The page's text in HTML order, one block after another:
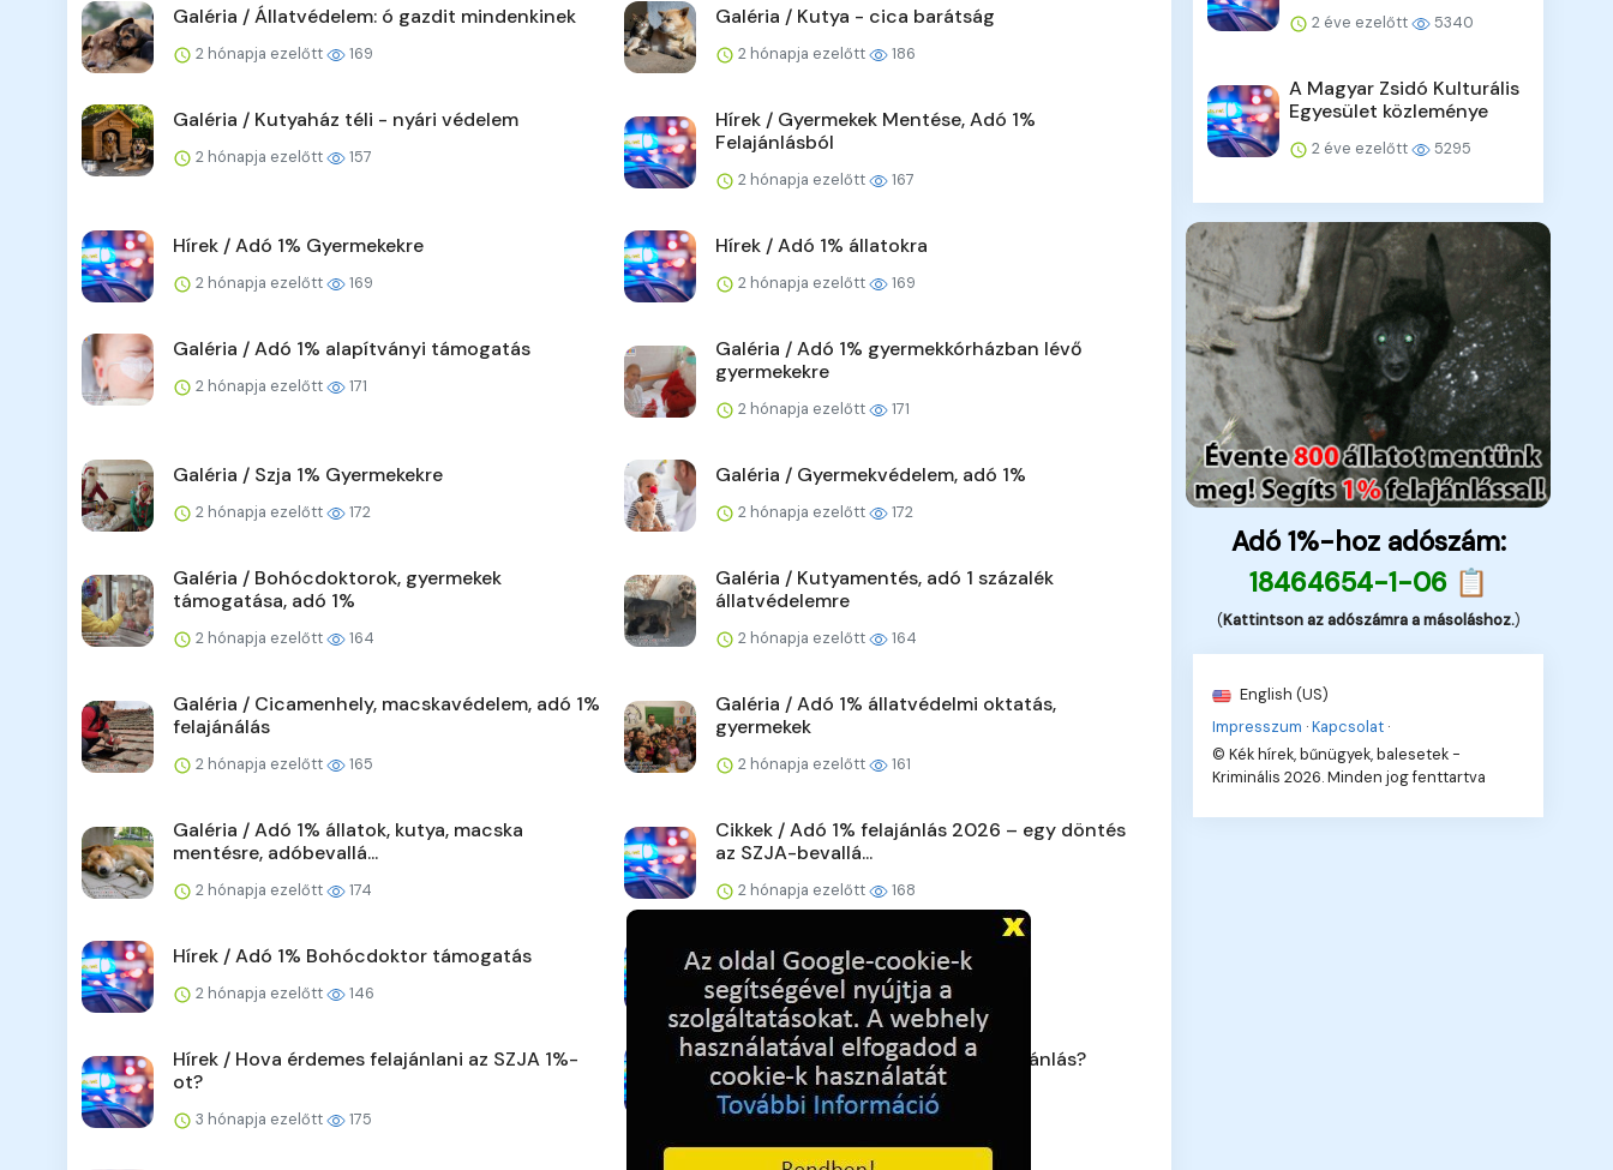
Galéria / Állatvédelem: ó gazdit mindenkinek
2 hónapja ezelőtt 169
Galéria / Kutya - cica barátság
2 hónapja ezelőtt 186
Galéria / Kutyaház téli - nyári védelem
2 hónapja ezelőtt 157
Hírek / Gyermekek Mentése, Adó 1%
Felajánlásból
2 hónapja ezelőtt 167
Hírek / Adó 1% Gyermekekre
2 hónapja ezelőtt 169
Hírek / Adó 1% állatokra
2 hónapja ezelőtt 169
Galéria / Adó 1% alapítványi támogatás
2 hónapja ezelőtt 171
Galéria / Adó 1% gyermekkórházban lévő
gyermekekre
2 hónapja ezelőtt 171
Galéria / Szja 1% Gyermekekre
2 hónapja ezelőtt 172
Galéria / Gyermekvédelem, adó 1%
2 hónapja ezelőtt 172
Galéria / Bohócdoktorok, gyermekek
támogatása, adó 1%
2 hónapja ezelőtt 164
Galéria / Kutyamentés, adó 1 százalék
állatvédelemre
2 hónapja ezelőtt 164
Galéria / Cicamenhely, macskavédelem, adó 1%
felajánálás
2 hónapja ezelőtt 165
Galéria / Adó 1% állatvédelmi oktatás,
gyermekek
2 hónapja ezelőtt 161
Galéria / Adó 1% állatok, kutya, macska
mentésre, adóbevallá...
2 hónapja ezelőtt 174
Cikkek / Adó 1% felajánlás 2026 – egy döntés
az SZJA-bevallá...
2 hónapja ezelőtt 168
Hírek / Adó 1% Bohócdoktor támogatás
2 hónapja ezelőtt 146
Cikkek / Adó 1% a Gyermekekért
2 hónapja ezelőtt 179
Hírek / Hova érdemes felajánlani az SZJA 1%-
ot?
3 hónapja ezelőtt 175
Hírek / Miért fontos az adó 1% felajánlás?
3 hónapja ezelőtt 173
2 éve ezelőtt 5340
A Magyar Zsidó Kulturális
Egyesület közleménye
2 éve ezelőtt 5295
Adó 1%-hoz adószám:
18464654-1-06 📋
(Kattintson az adószámra a másoláshoz.)
English (US)
Impresszum ·Kapcsolat ·
© Kék hírek, bűnügyek, balesetek -
Kriminális 2026. Minden jog fenttartva